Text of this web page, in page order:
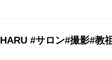
#サロン#撮影#教